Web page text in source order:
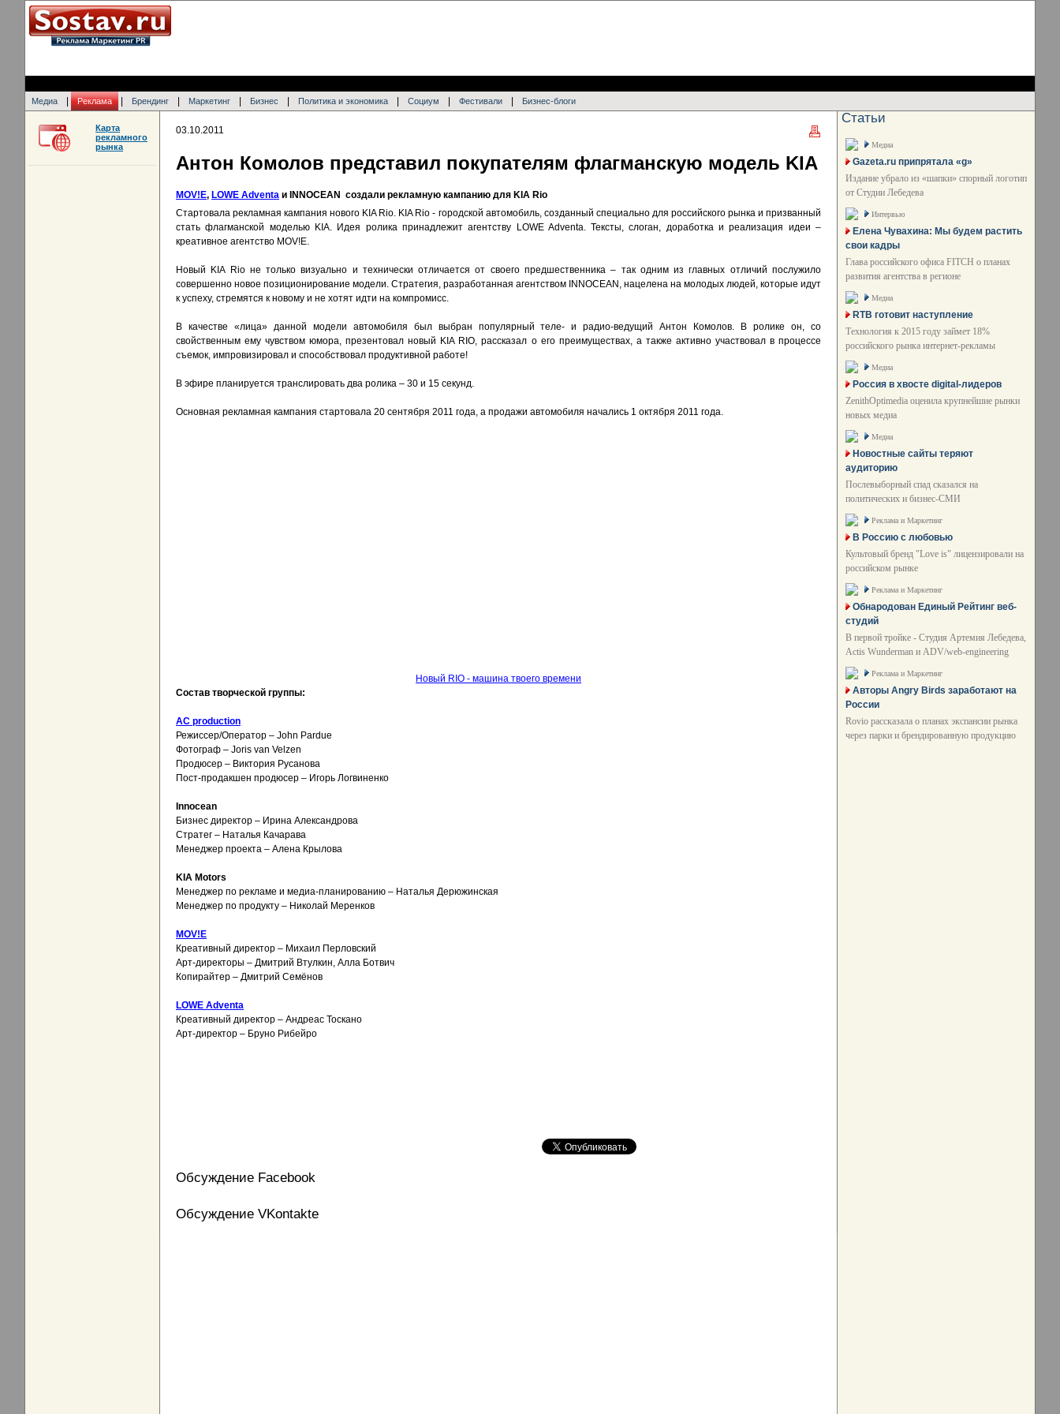
Медиа Реклама Брендинг Маркетинг Бизнес Политика и экономика Социум Фестивали Бизнес-блоги
03.10.2011
Антон Комолов представил покупателям флагманскую модель KIA
MOV!E, LOWE Adventa и INNOCEAN создали рекламную кампанию для KIA Rio
Стартовала рекламная кампания нового KIA Rio. KIA Rio - городской автомобиль, созданный специально для российского рынка и призванный
стать флагманской моделью KIA. Идея ролика принадлежит агентству LOWE Adventa. Тексты, слоган, доработка и реализация идеи –
креативное агентство MOV!E.
Новый KIA Rio не только визуально и технически отличается от своего предшественника – так одним из главных отличий послужило
совершенно новое позиционирование модели. Стратегия, разработанная агентством INNOCEAN, нацелена на молодых людей, которые идут
к успеху, стремятся к новому и не хотят идти на компромисс.
В качестве «лица» данной модели автомобиля был выбран популярный теле- и радио-ведущий Антон Комолов. В ролике он, со
свойственным ему чувством юмора, презентовал новый KIA RIO, рассказал о его преимуществах, а также активно участвовал в процессе
съемок, импровизировал и способствовал продуктивной работе!
В эфире планируется транслировать два ролика – 30 и 15 секунд.
Основная рекламная кампания стартовала 20 сентября 2011 года, а продажи автомобиля начались 1 октября 2011 года.
Новый RIO - машина твоего времени
Состав творческой группы:
AC production
Режиссер/Оператор – John Pardue
Фотограф – Joris van Velzen
Продюсер – Виктория Русанова
Пост-продакшен продюсер – Игорь Логвиненко
Innocean
Бизнес директор – Ирина Александрова
Стратег – Наталья Качарава
Менеджер проекта – Алена Крылова
KIA Motors
Менеджер по рекламе и медиа-планированию – Наталья Дерюжинская
Менеджер по продукту – Николай Меренков
MOV!E
Креативный директор – Михаил Перловский
Арт-директоры – Дмитрий Втулкин, Алла Ботвич
Копирайтер – Дмитрий Семёнов
LOWE Adventa
Креативный директор – Андреас Тоскано
Арт-директор – Бруно Рибейро
Обсуждение Facebook
Обсуждение VKontakte
Карта
рекламного
рынка
Статьи
Медиа
Gazeta.ru припрятала «g»
Издание убрало из «шапки» спорный логотип
от Студии Лебедева
Интервью
Елена Чувахина: Мы будем растить
свои кадры
Глава российского офиса FITCH о планах
развития агентства в регионе
Медиа
RTB готовит наступление
Технология к 2015 году займет 18%
российского рынка интернет-рекламы
Медиа
Россия в хвосте digital-лидеров
ZenithOptimedia оценила крупнейшие рынки
новых медиа
Медиа
Новостные сайты теряют
аудиторию
Послевыборный спад сказался на
политических и бизнес-СМИ
Реклама и Маркетинг
В Россию с любовью
Культовый бренд "Love is" лицензировали на
российском рынке
Реклама и Маркетинг
Обнародован Единый Рейтинг веб-
студий
В первой тройке - Студия Артемия Лебедева,
Actis Wunderman и ADV/web-engineering
Реклама и Маркетинг
Авторы Angry Birds заработают на
России
Rovio рассказала о планах экспансии рынка
через парки и брендированную продукцию